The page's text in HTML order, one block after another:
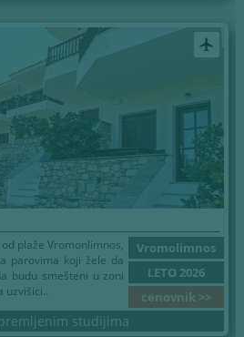
airplanemode_active
Vromolimnos
LETO 2026
cenovnik >>
plaže Vromonlimnos,
parovima koji žele da
budu smešteni u zoni
uzvišici..
studijima